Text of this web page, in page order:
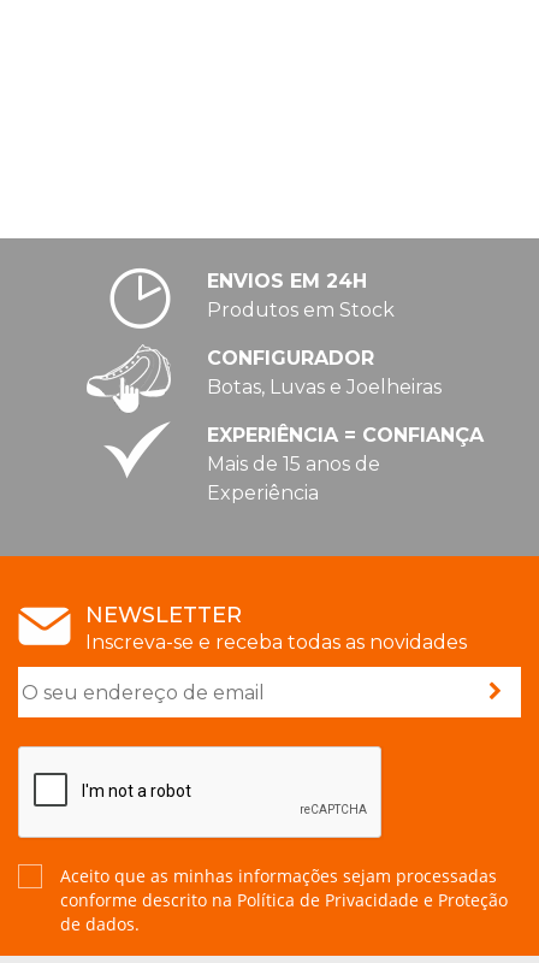
ENVIOS EM 24H
Produtos em Stock
CONFIGURADOR
Botas, Luvas e Joelheiras
EXPERIÊNCIA = CONFIANÇA
Mais de 15 anos de
Experiência
NEWSLETTER
Inscreva-se e receba todas as novidades
Aceito que as minhas informações sejam processadas
conforme descrito na Política de Privacidade e Proteção
de dados.